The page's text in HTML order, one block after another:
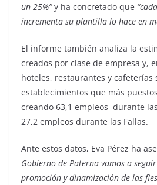
un 25%”y ha concretado que
incrementa su plantilla lo hace en
El informe también analiza la
creados por clase de empresa y,
hoteles, restaurantes y cafeterías
establecimientos que más
creando 63,1 empleos durante
27,2 empleos durante las Fallas.
Ante estos datos, Eva Pérez ha
Gobierno de Paterna vamos a
promoción y dinamización de las